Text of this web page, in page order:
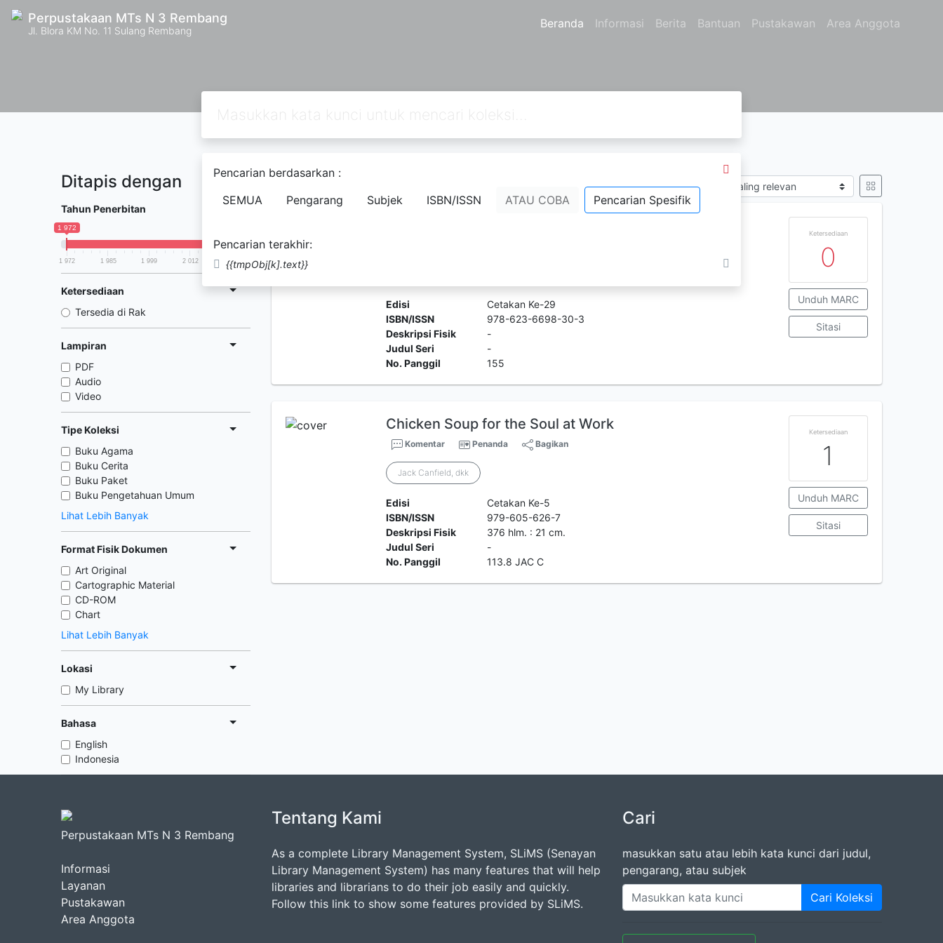
Perpustakaan MTs N 3 Rembang
Jl. Blora KM No. 11 Sulang Rembang Beranda Informasi Berita Bantuan Pustakawan Area Anggota
Pencarian berdasarkan :
SEMUA
Pengarang Subjek ISBN/ISSN ATAU COBA Pencarian Spesifik
Pencarian terakhir:
{{tmpObj[k].text}}
Ditapis dengan
Tahun Penerbitan
1 972
1 972 1 985 1 999 2 012 2 025
Ketersediaan
Tersedia di Rak
Lampiran
PDF
Audio
Video
Tipe Koleksi
Buku Agama
Buku Cerita
Buku Paket
Buku Pengetahuan Umum
Lihat Lebih Banyak
Format Fisik Dokumen
Art Original
Cartographic Material
CD-ROM
Chart
Lihat Lebih Banyak
Lokasi
My Library
Bahasa
English
Indonesia
Sort by
Edisi
Cetakan Ke-29
ISBN/ISSN
978-623-6698-30-3
Deskripsi Fisik
-
Judul Seri
-
No. Panggil
155
Ketersediaan
0
Unduh MARC
Sitasi
Chicken Soup for the Soul at Work
Komentar Penanda Bagikan
Jack Canfield, dkk
Edisi
Cetakan Ke-5
ISBN/ISSN
979-605-626-7
Deskripsi Fisik
376 hlm. : 21 cm.
Judul Seri
-
No. Panggil
113.8 JAC C
Ketersediaan
1
Unduh MARC
Sitasi
Perpustakaan MTs N 3 Rembang
Informasi
Layanan
Pustakawan
Area Anggota
Tentang Kami
As a complete Library Management System, SLiMS (Senayan
Library Management System) has many features that will help
libraries and librarians to do their job easily and quickly.
Follow this link to show some features provided by SLiMS.
Cari
masukkan satu atau lebih kata kunci dari judul,
pengarang, atau subjek
Cari Koleksi